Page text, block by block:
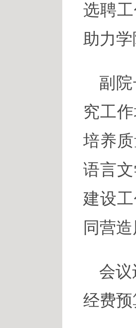
选聘
助力
副
究工
培养
语言
建设
同营
会议
经费